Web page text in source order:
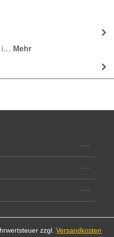
i… Mehr
zzgl. Versandkosten